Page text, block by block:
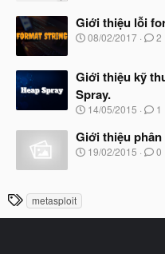
đ
ầ
u
y
b
ắ
đ
ầ
u
Giới thiệu lỗi
N
y
ắ
t
ầ
u
08/02/2017 2
Giới thiệu kỹ
Spray.
N
à
y
b
14/05/2015 1
Giới thiệu phân
N
ắ
19/02/2015 0
T
h
metasploit